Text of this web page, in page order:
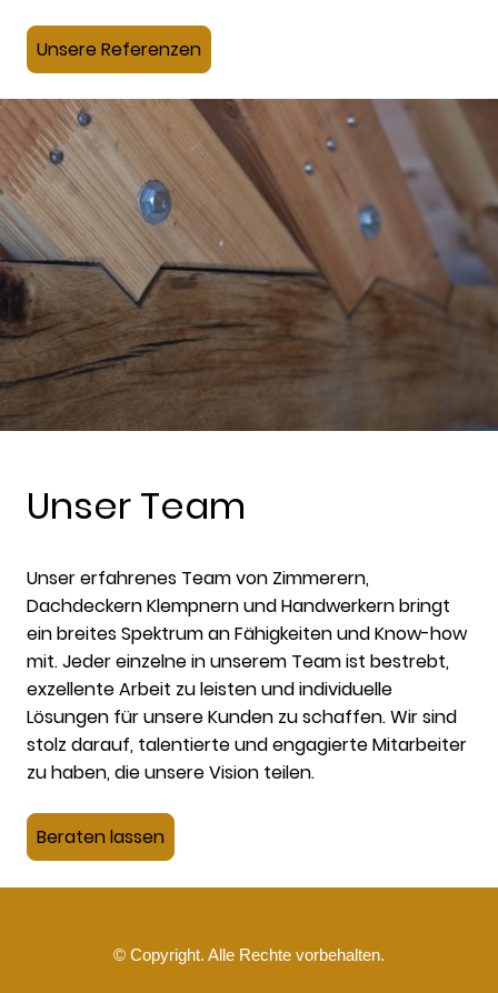
Unsere Referenzen
Unser Team
Unser erfahrenes Team von Zimmerern,
Dachdeckern Klempnern und Handwerkern bringt
ein breites Spektrum an Fähigkeiten und Know-how
mit. Jeder einzelne in unserem Team ist bestrebt,
exzellente Arbeit zu leisten und individuelle
Lösungen für unsere Kunden zu schaffen. Wir sind
stolz darauf, talentierte und engagierte Mitarbeiter
zu haben, die unsere Vision teilen.
Beraten lassen
© Copyright. Alle Rechte vorbehalten.